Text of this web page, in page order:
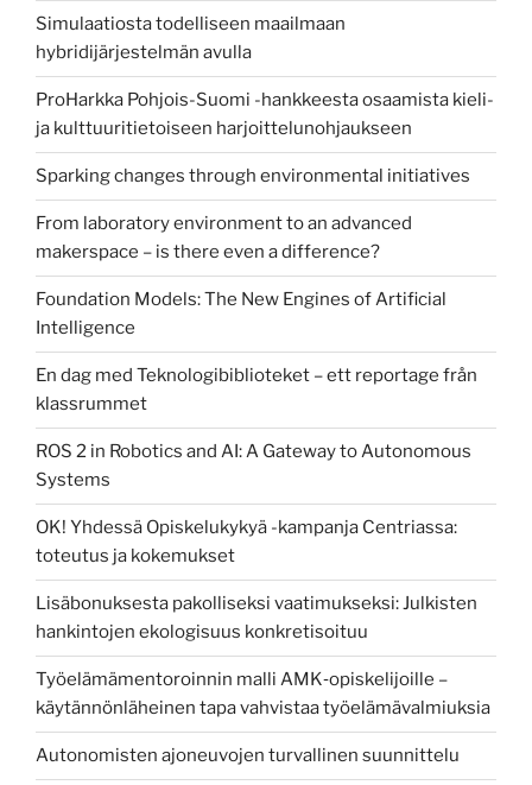
Simulaatiosta todelliseen maailmaan
hybridijärjestelmän avulla
ProHarkka Pohjois-Suomi -hankkeesta osaamista kieli-
ja kulttuuritietoiseen harjoittelunohjaukseen
Sparking changes through environmental initiatives
From laboratory environment to an advanced
makerspace – is there even a difference?
Foundation Models: The New Engines of Artificial
Intelligence
En dag med Teknologibiblioteket – ett reportage från
klassrummet
ROS 2 in Robotics and AI: A Gateway to Autonomous
Systems
OK! Yhdessä Opiskelukykyä -kampanja Centriassa:
toteutus ja kokemukset
Lisäbonuksesta pakolliseksi vaatimukseksi: Julkisten
hankintojen ekologisuus konkretisoituu
Työelämämentoroinnin malli AMK‑opiskelijoille –
käytännönläheinen tapa vahvistaa työelämävalmiuksia
Autonomisten ajoneuvojen turvallinen suunnittelu